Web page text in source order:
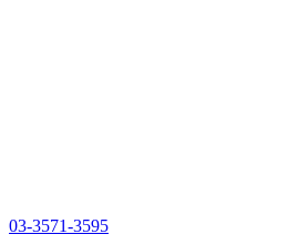
03-3571-3595